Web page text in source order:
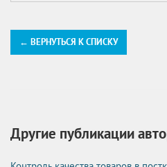
← ВЕРНУТЬСЯ К СПИСКУ
Другие публикации